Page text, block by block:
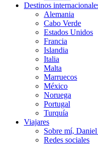
Destinos
Alemania
Cabo Verde
Estados Unidos
Francia
Islandia
Italia
Malta
Marruecos
México
Noruega
Portugal
Turquía
Viajares
Sobre mí,
Redes sociales